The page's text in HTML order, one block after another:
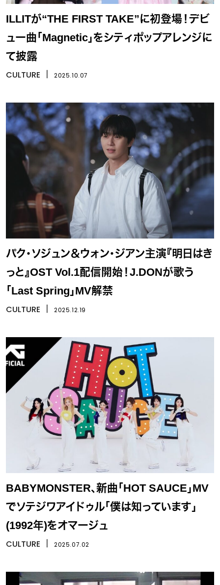
ILLITが“THE FIRST TAKE”に初登場！デビ
ュー曲「Magnetic」をシティポップアレンジに
て披露
CULTURE 2025.10.07
パク・ソジュン＆ウォン・ジアン主演『明日はき
っと』OST Vol.1配信開始！J.DONが歌う
「Last Spring」MV解禁
CULTURE 2025.12.19
BABYMONSTER、新曲「HOT SAUCE」MV
でソテジワアイドゥル「僕は知っています」
(1992年)をオマージュ
CULTURE 2025.07.02